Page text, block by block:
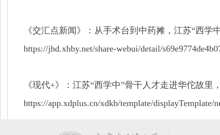
《交汇点新闻》：从手术台到中药摊，江苏“西学
https://jhd.xhby.net/share-webui/detail/
《现代+》：江苏“西学中”骨干人才走进华佗故里
https://app.xdplus.cn/xdkb/template/displayTemplate/